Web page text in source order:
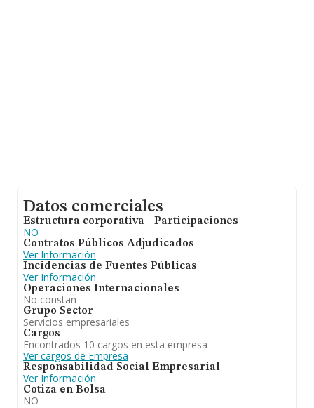
Datos comerciales
Estructura corporativa - Participaciones
NO
Contratos Públicos Adjudicados
Ver Información
Incidencias de Fuentes Públicas
Ver Información
Operaciones Internacionales
No constan
Grupo Sector
Servicios empresariales
Cargos
Encontrados 10 cargos en esta empresa
Ver cargos de Empresa
Responsabilidad Social Empresarial
Ver Información
Cotiza en Bolsa
NO